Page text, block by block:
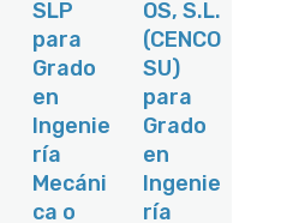
ingles-
108130
reporte de
incidencia
s. Control
de
obra:Realiz
ación de
medicione
s para
certificacio
nes.
Verificación
SLP
para
Grado
en
Ingenie
ría
Mecáni
ca o
OS, S.L.
(CENCO
SU)
para
Grado
en
Ingenie
ría